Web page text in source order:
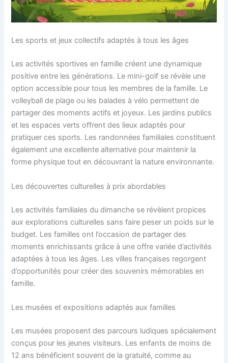
Les sports et jeux collectifs adaptés à tous les âges
Les activités sportives en famille créent une dynamique
positive entre les générations. Le mini-golf se révèle une
option accessible pour tous les membres de la famille. Le
volleyball de plage ou les balades à vélo permettent de
partager des moments actifs et joyeux. Les jardins publics
et les espaces verts offrent des lieux adaptés pour
pratiquer ces sports. Les randonnées familiales constituent
également une excellente alternative pour maintenir la
forme physique tout en découvrant la nature environnante.
Les découvertes culturelles à prix abordables
Les activités familiales du dimanche se révèlent propices
aux explorations culturelles sans faire peser un poids sur le
budget. Les familles ont l’occasion de partager des
moments enrichissants grâce à une offre variée d’activités
adaptées à tous les âges. Les villes françaises regorgent
d’opportunités pour créer des souvenirs mémorables en
famille.
Les musées et expositions adaptés aux familles
Les musées proposent des parcours ludiques spécialement
conçus pour les jeunes visiteurs. Les enfants de moins de
12 ans bénéficient souvent de la gratuité, comme au